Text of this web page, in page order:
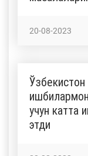
20-08-2023
учун катта
этди